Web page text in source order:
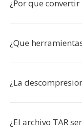
¿Por que convertir
¿Que
¿La
¿El archivo TAR